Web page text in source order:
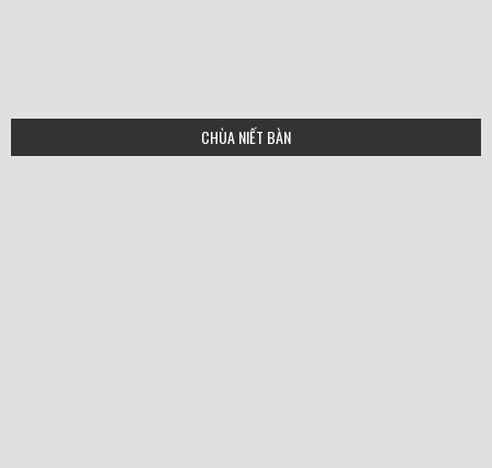
CHÙA NIẾT BÀN